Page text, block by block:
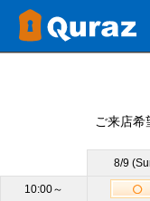
お電話でもご質
ご来店希
8/9
10:00～